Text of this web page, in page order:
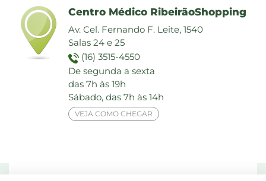
Centro Médico RibeirãoShopping
Av. Cel. Fernando F. Leite, 1540
Salas 24 e 25
(16) 3515-4550
De segunda a sexta
das 7h às 19h
Sábado, das 7h às 14h
VEJA COMO CHEGAR